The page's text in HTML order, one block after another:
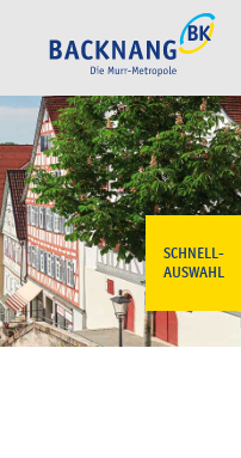
SCHNELL-
AUSWAHL